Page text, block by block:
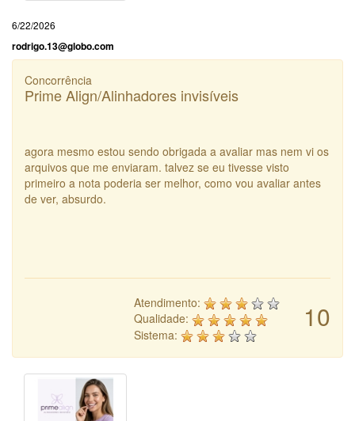
6/22/2026
rodrigo.13@globo.com
Concorrência
Prime Align/Alinhadores invisíveis
agora mesmo estou sendo obrigada a avaliar mas nem vi os
arquivos que me enviaram. talvez se eu tivesse visto
primeiro a nota poderia ser melhor, como vou avaliar antes
de ver, absurdo.
10
Atendimento:
Qualidade:
Sistema: